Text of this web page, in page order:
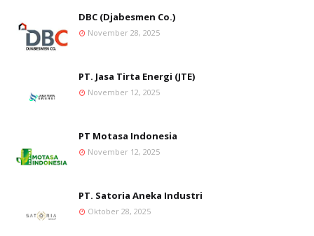
DBC (Djabesmen Co.)
November 28, 2025
PT. Jasa Tirta Energi (JTE)
November 12, 2025
PT Motasa Indonesia
November 12, 2025
PT. Satoria Aneka Industri
Oktober 28, 2025